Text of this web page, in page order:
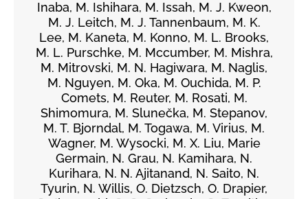
Inaba, M. Ishihara, M. Issah, M. J. Kweon,
M. J. Leitch, M. J. Tannenbaum, M. K.
Lee, M. Kaneta, M. Konno, M. L. Brooks,
M. L. Purschke, M. Mccumber, M. Mishra,
M. Mitrovski, M. N. Hagiwara, M. Naglis,
M. Nguyen, M. Oka, M. Ouchida, M. P.
Comets, M. Reuter, M. Rosati, M.
Shimomura, M. Slunečka, M. Stepanov,
M. T. Bjorndal, M. Togawa, M. Virius, M.
Wagner, M. Wysocki, M. X. Liu, Marie
Germain, N. Grau, N. Kamihara, N.
Kurihara, N. N. Ajitanand, N. Saito, N.
Tyurin, N. Willis, O. Dietzsch, O. Drapier,